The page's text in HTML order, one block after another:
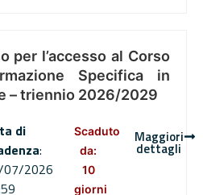
per l’accesso al Corso
Specifica in
– triennio 2026/2029
di
:
2026
Scaduto
da:
10
giorni
Maggiori
dettagli